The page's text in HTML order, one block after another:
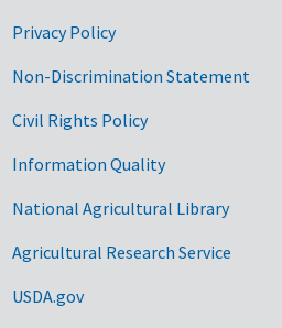
Privacy Policy
Non-Discrimination Statement
Civil Rights Policy
Information Quality
National Agricultural Library
Agricultural Research Service
USDA.gov